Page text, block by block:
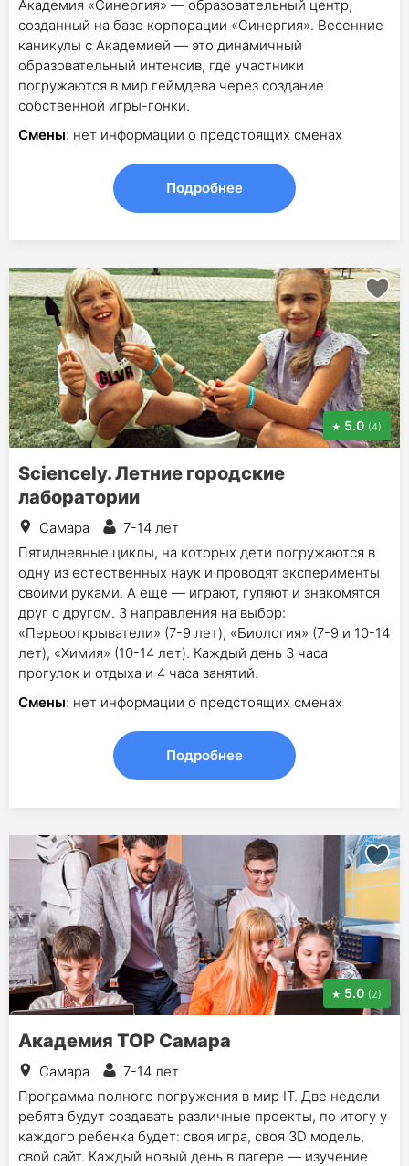
Академия «Синергия» — образовательный центр,
созданный на базе корпорации «Синергия». Весенние
каникулы с Академией — это динамичный
образовательный интенсив, где участники
погружаются в мир геймдева через создание
собственной игры-гонки.
Смены: нет информации о предстоящих сменах
Подробнее
5.0 (4)
Sciencely. Летние городские
лаборатории
Самара
7-14 лет
Пятидневные циклы, на которых дети погружаются в
одну из естественных наук и проводят эксперименты
своими руками. А еще — играют, гуляют и знакомятся
друг с другом. 3 направления на выбор:
«Первооткрыватели» (7-9 лет), «Биология» (7-9 и 10-14
лет), «Химия» (10-14 лет). Каждый день 3 часа
прогулок и отдыха и 4 часа занятий.
Смены: нет информации о предстоящих сменах
Подробнее
5.0 (2)
Академия TOP Самара
Самара
7-14 лет
Программа полного погружения в мир IT. Две недели
ребята будут создавать различные проекты, по итогу у
каждого ребенка будет: своя игра, своя 3D модель,
свой сайт. Каждый новый день в лагере — изучение